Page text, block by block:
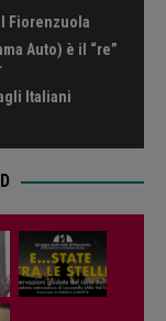
Fiorenzuola
Auto) è il “re”
Italiani